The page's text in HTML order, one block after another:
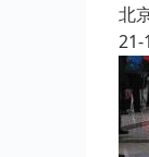
北
21-